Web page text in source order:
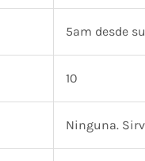
5am desde
10
Ninguna.